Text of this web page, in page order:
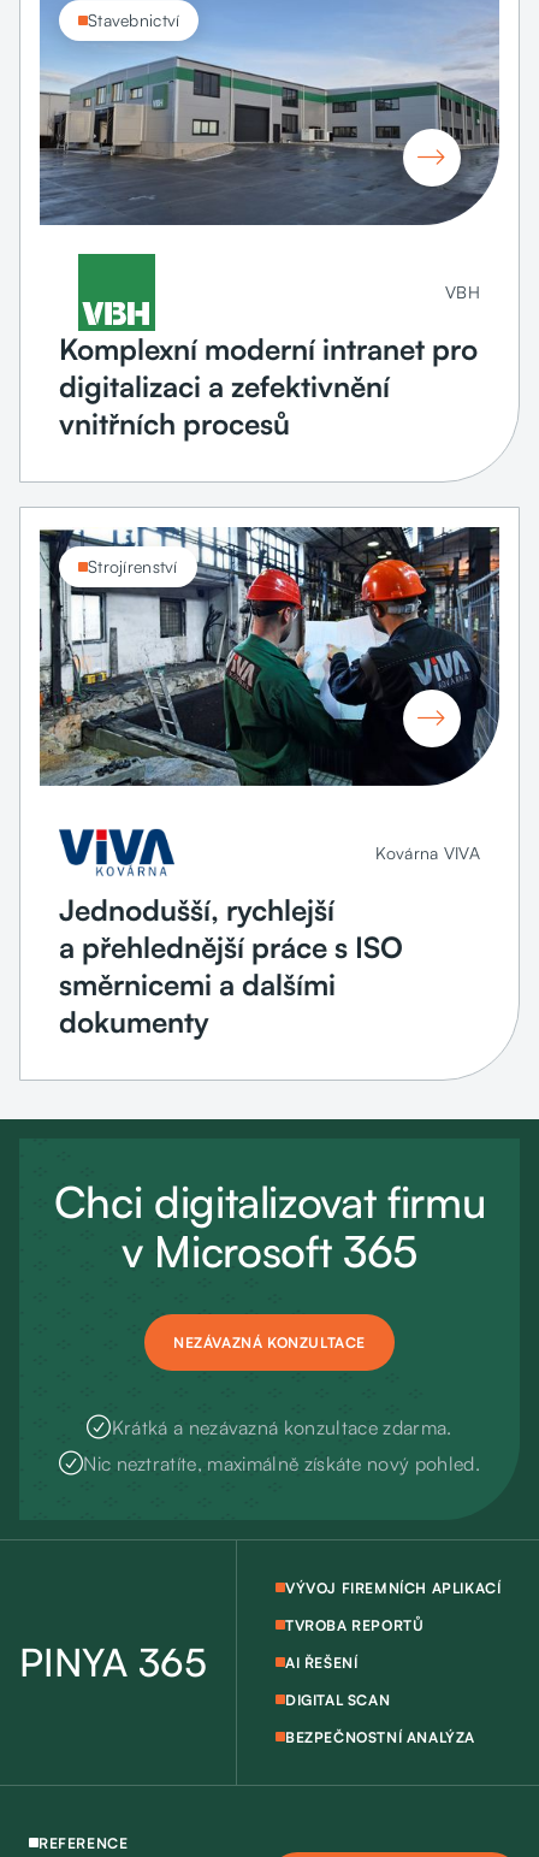
Stavebnictví

VBH
Komplexní moderní intranet pro
digitalizaci a zefektivnění
vnitřních procesů
Strojírenství

Kovárna VIVA
Jednodušší, rychlejší
a přehlednější práce s ISO
směrnicemi a dalšími
dokumenty
Chci digitalizovat firmu
v Microsoft 365
NEZÁVAZNÁ KONZULTACE
Krátká a nezávazná konzultace zdarma.
Nic neztratíte, maximálně získáte nový pohled.
PINYA 365
VÝVOJ FIREMNÍCH APLIKACÍ
TVROBA REPORTŮ
AI ŘEŠENÍ
DIGITAL SCAN
BEZPEČNOSTNÍ ANALÝZA
REFERENCE